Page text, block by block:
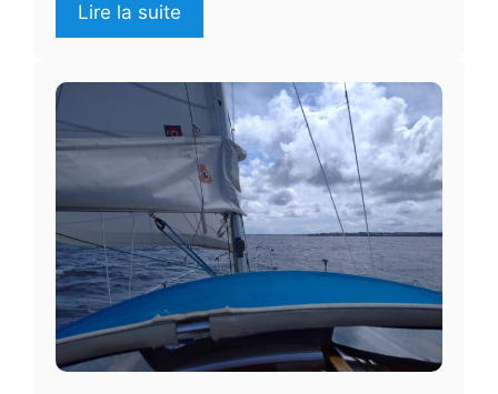
Lire la suite